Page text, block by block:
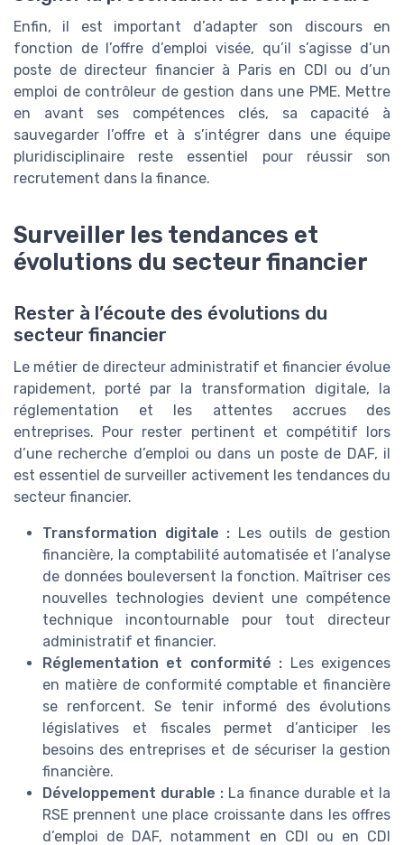
Enfin, il est important d’adapter son discours en
fonction de l’offre d’emploi visée, qu’il s’agisse d’un
poste de directeur financier à Paris en CDI ou d’un
emploi de contrôleur de gestion dans une PME. Mettre
en avant ses compétences clés, sa capacité à
sauvegarder l’offre et à s’intégrer dans une équipe
pluridisciplinaire reste essentiel pour réussir son
recrutement dans la finance.
Surveiller les tendances et
évolutions du secteur financier
Rester à l’écoute des évolutions du
secteur financier
Le métier de directeur administratif et financier évolue
rapidement, porté par la transformation digitale, la
réglementation et les attentes accrues des
entreprises. Pour rester pertinent et compétitif lors
d’une recherche d’emploi ou dans un poste de DAF, il
est essentiel de surveiller activement les tendances du
secteur financier.
Transformation digitale : Les outils de gestion
financière, la comptabilité automatisée et l’analyse
de données bouleversent la fonction. Maîtriser ces
nouvelles technologies devient une compétence
technique incontournable pour tout directeur
administratif et financier.
Réglementation et conformité : Les exigences
en matière de conformité comptable et financière
se renforcent. Se tenir informé des évolutions
législatives et fiscales permet d’anticiper les
besoins des entreprises et de sécuriser la gestion
financière.
Développement durable : La finance durable et la
RSE prennent une place croissante dans les offres
d’emploi de DAF, notamment en CDI ou en CDI